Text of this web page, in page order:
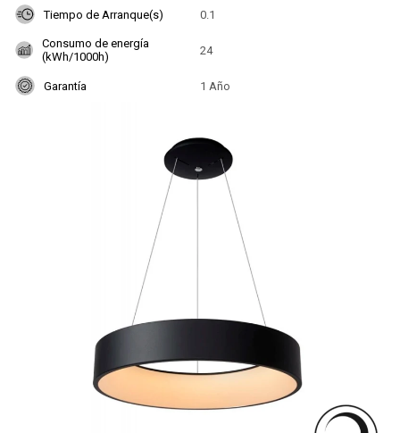
Tiempo de Arranque(s) 0.1
Consumo de energía
(kWh/1000h)
24
Garantía 1 Año